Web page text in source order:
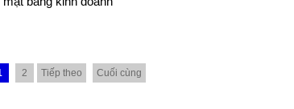
2 Tiếp theo Cuối cùng